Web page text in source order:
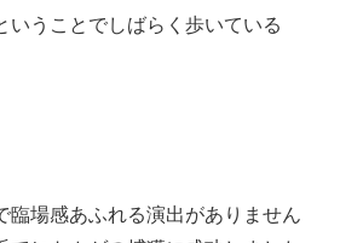
いうことでしばらく歩いている
臨場感あふれる演出がありません